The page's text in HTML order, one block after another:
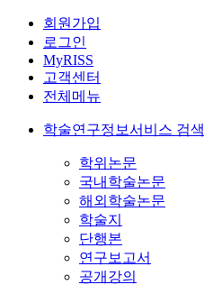
회원가입
로그인
MyRISS
고객센터
전체메뉴
학술연구정보서비스 검색
학위논문
국내학술논문
해외학술논문
학술지
단행본
연구보고서
공개강의